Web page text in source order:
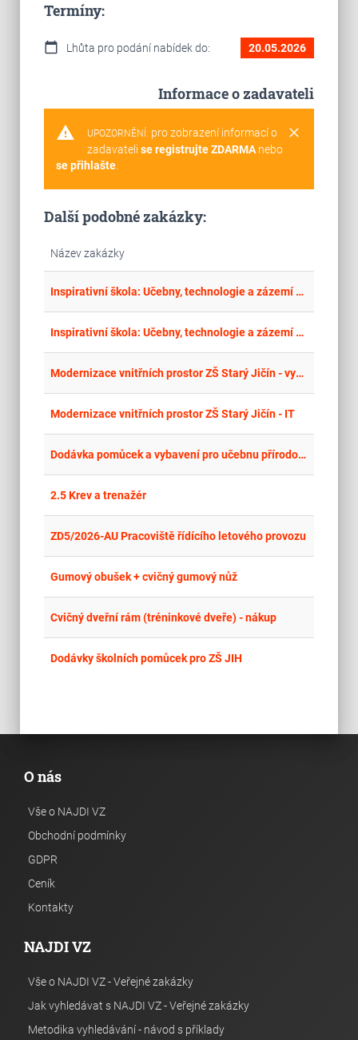
Termíny:
calendar_today Lhůta pro podání nabídek do: 20.05.2026
Informace o zadavateli
warning clear
UPOZORNĚNÍ: pro zobrazení informací o
zadavateli se registrujte ZDARMAnebo
se přihlašte.
Další podobné zakázky:
Název zakázky
Inspirativní škola: Učebny, technologie a zázemí pro každého žáka – dodávky – Část 1: IT vybavení
Inspirativní škola: Učebny, technologie a zázemí pro každého žáka – dodávky
Modernizace vnitřních prostor ZŠ Starý Jičín - vybavení
Modernizace vnitřních prostor ZŠ Starý Jičín - IT
Dodávka pomůcek a vybavení pro učebnu přírodopisu
2.5 Krev a trenažér
ZD5/2026-AU Pracoviště řídícího letového provozu
Gumový obušek + cvičný gumový nůž
Cvičný dveřní rám (tréninkové dveře) - nákup
Dodávky školních pomůcek pro ZŠ JIH
O nás
Vše o NAJDI VZ
Obchodní podmínky
GDPR
Ceník
Kontakty
NAJDI VZ
Vše o NAJDI VZ - Veřejné zakázky
Jak vyhledávat s NAJDI VZ - Veřejné zakázky
Metodika vyhledávání - návod s příklady